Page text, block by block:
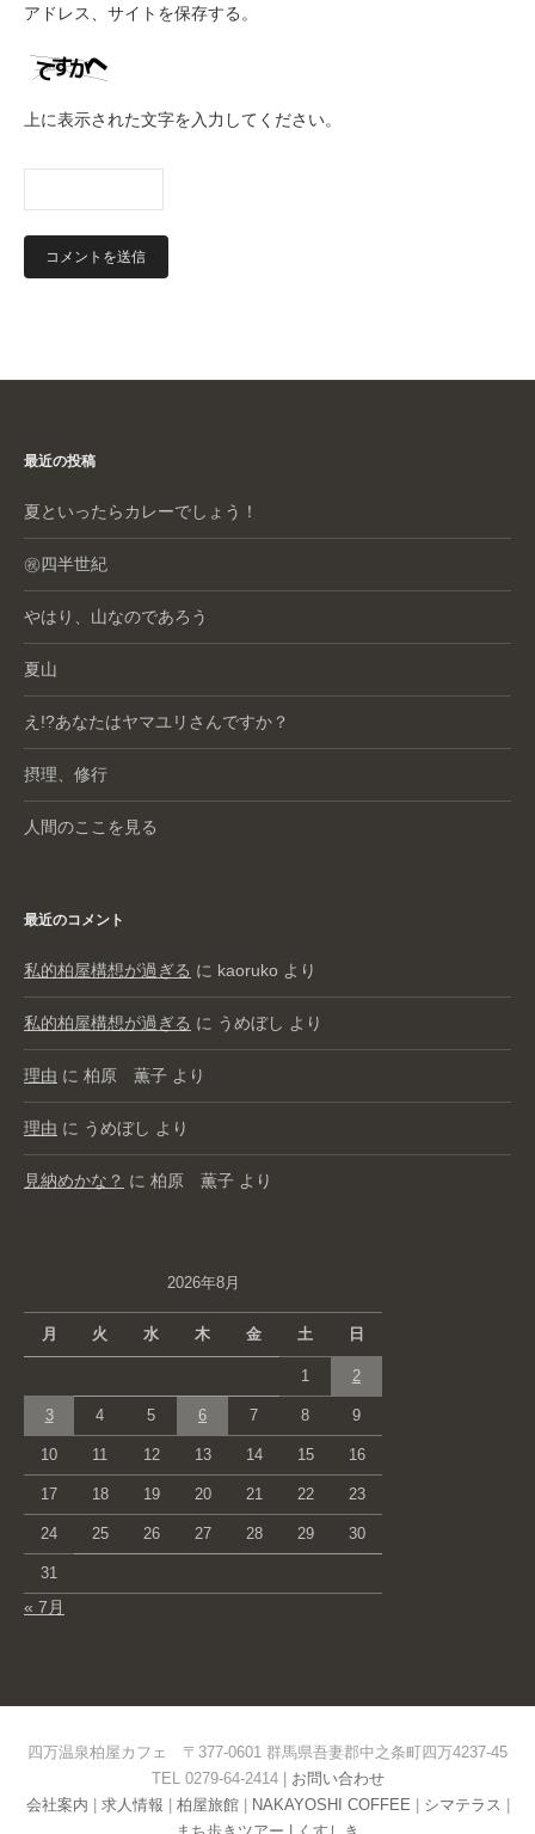
アドレス、サイトを保存する。
上に表示された文字を入力してください。
最近の投稿
夏といったらカレーでしょう！
㊗️四半世紀
やはり、山なのであろう
夏山
え!?あなたはヤマユリさんですか？
摂理、修行
人間のここを見る
最近のコメント
私的柏屋構想が過ぎる に kaoruko より
私的柏屋構想が過ぎる に うめぼし より
理由 に 柏原 薫子 より
理由 に うめぼし より
見納めかな？ に 柏原 薫子 より
2026年8月
月 火 水 木 金 土 日
1 2
3 4 5 6 7 8 9
10 11 12 13 14 15 16
17 18 19 20 21 22 23
24 25 26 27 28 29 30
31
« 7月
四万温泉柏屋カフェ 〒377-0601 群馬県吾妻郡中之条町四万4237-45
TEL 0279-64-2414 | お問い合わせ
会社案内
求人情報 柏屋旅館| NAKAYOSHI COFFEE シマテラス